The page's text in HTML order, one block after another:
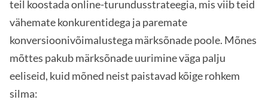
teil koostada online-turundusstrateegia, mis viib teid
vähemate konkurentidega ja paremate
konversioonivõimalustega märksõnade poole. Mõnes
mõttes pakub märksõnade uurimine väga palju
eeliseid, kuid mõned neist paistavad kõige rohkem
silma: